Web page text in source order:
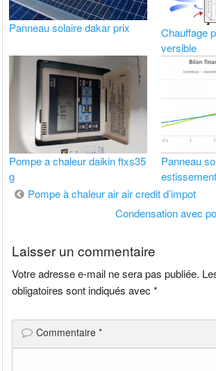
Panneau solaire dakar prix
Chauffage
versible
Pompe a chaleur daikin ftxs35
g
Panneau
estissement
Navigation
Pompe à chaleur air air credit d’impot
Condensation avec
Laisser un commentaire
Votre adresse e-mail ne sera pas publiée.
obligatoires sont indiqués avec*
Commentaire*